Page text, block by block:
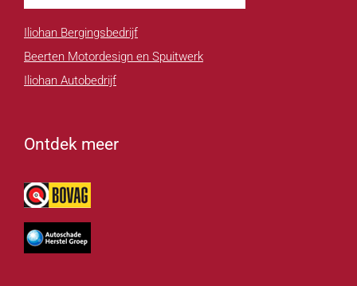
Iliohan Bergingsbedrijf
Beerten Motordesign en Spuitwerk
Iliohan Autobedrijf
Ontdek meer